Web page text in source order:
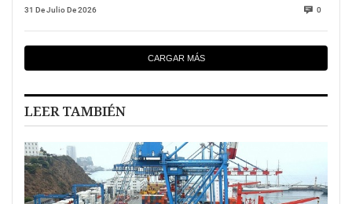
31 De Julio De 2026 0
CARGAR MÁS
LEER TAMBIÉN